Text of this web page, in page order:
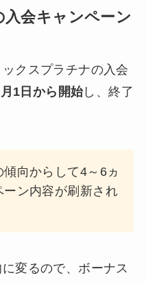
会キャンペーン
クスプラチナの入会
1日から開始し、終了
向からして4～6ヵ
ーン内容が刷新され
変るので、ボーナス